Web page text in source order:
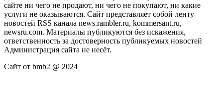
сайте ни чего не продают, ни чего не покупают, ни какие
услуги не оказываются. Сайт представляет собой ленту
новостей RSS канала news.rambler.ru, kommersant.ru,
newsru.com. Материалы публикуются без искажения,
ответственность за достоверность публикуемых новостей
Администрация сайта не несёт.
Сайт от bmb2 @ 2024